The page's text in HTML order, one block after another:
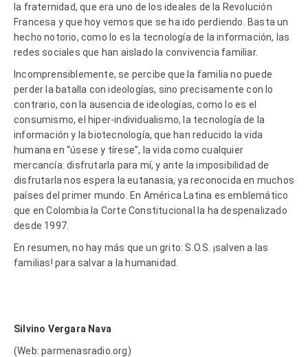
la fraternidad, que era uno de los ideales de la Revolución
Francesa y que hoy vemos que se ha ido perdiendo. Basta un
hecho notorio, como lo es la tecnología de la información, las
redes sociales que han aislado la convivencia familiar.
Incomprensiblemente, se percibe que la familia no puede
perder la batalla con ideologías, sino precisamente con lo
contrario, con la ausencia de ideologías, como lo es el
consumismo, el hiper-individualismo, la tecnología de la
información y la biotecnología, que han reducido la vida
humana en “úsese y tírese”, la vida como cualquier
mercancía: disfrutarla para mí, y ante la imposibilidad de
disfrutarla nos espera la eutanasia, ya reconocida en muchos
países del primer mundo. En América Latina es emblemático
que en Colombia la Corte Constitucional la ha despenalizado
desde 1997.
En resumen, no hay más que un grito: S.O.S. ¡salven a las
familias! para salvar a la humanidad.
Silvino Vergara Nava
(Web: parmenasradio.org)